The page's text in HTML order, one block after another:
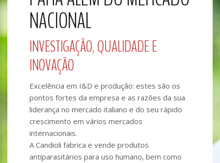
NACIONAL
INVESTIGAÇÃO, QUALIDADE E
INOVAÇÃO
Excelência em I&D e produção: estes são os
pontos fortes da empresa e as razões da sua
liderança no mercado italiano e do seu rápido
crescimento em vários mercados
internacionais.
A Candioli fabrica e vende produtos
antiparasitários para uso humano, bem como